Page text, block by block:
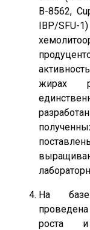
В-8562,
IBP/
жирах
На базе
роста и